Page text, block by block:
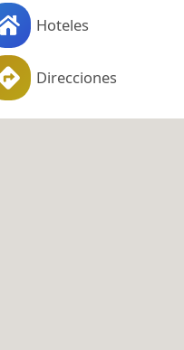
Hoteles
Direcciones